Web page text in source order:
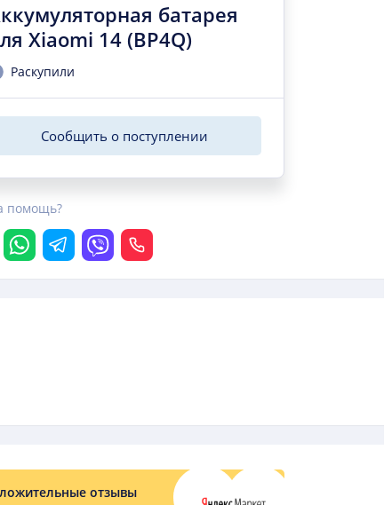
батарея
Xiaomi 14 (BP4Q)
Раскупили
Сообщить о поступлении
помощь?
чат
WhatsappTelegramViber Позвонить
отзывы